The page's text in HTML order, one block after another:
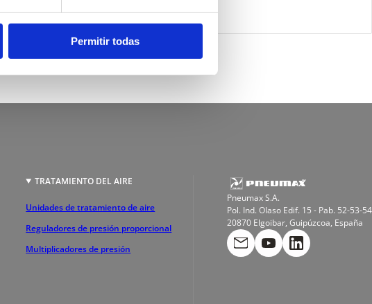
Permitir todas
TRATAMIENTO DEL AIRE
Unidades de tratamiento de aire
Reguladores de presión proporcional
Multiplicadores de presión
Pneumax S.A.
Pol. Ind. Olaso Edif. 15 - Pab. 52-53-54
20870 Elgoibar, Guipúzcoa, España